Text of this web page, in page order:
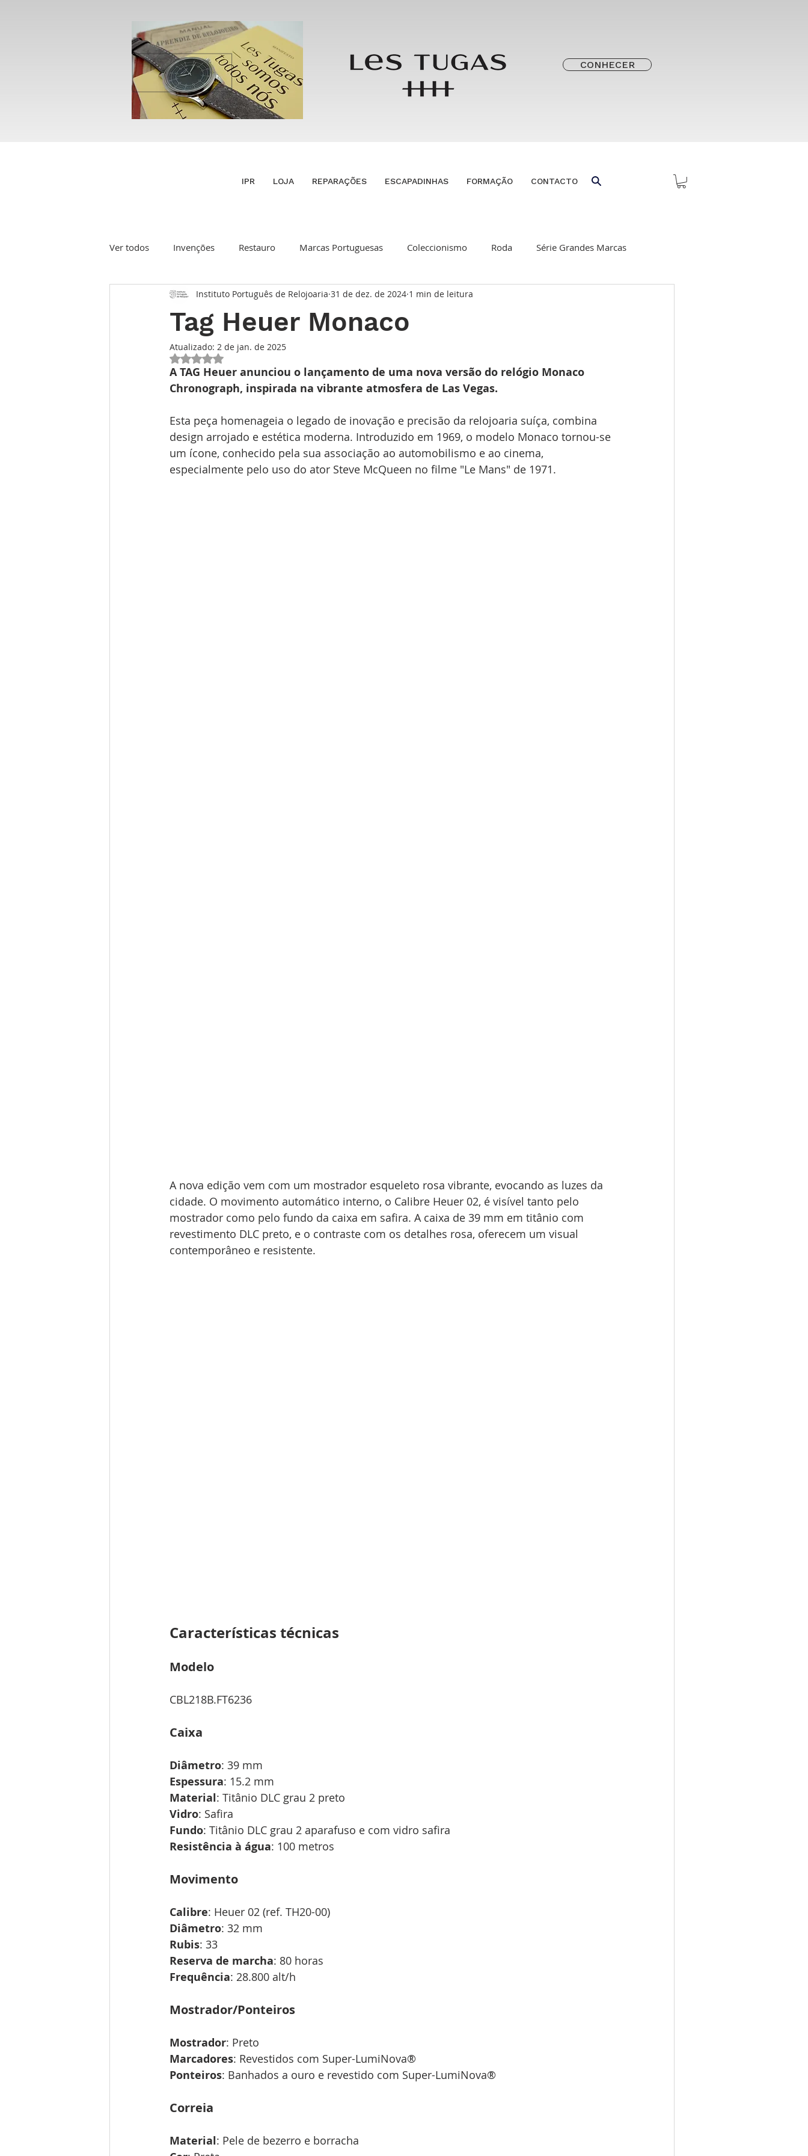
CONHECER
IPR LOJA REPARAÇÕES ESCAPADINHAS FORMAÇÃO CONTACTO
Ver todos Invenções Restauro Marcas Portuguesas Coleccionismo Roda Série Grandes Marcas
Entrevista Destaque Principal Série Solares Série Grandes Complicações
Conhecimento Relojoeiro Grandes Relojoeiros
TEMPO FUTURO O Inventário
Tag Heuer Monaco
Instituto Português de Relojoaria 31 de dez. de 2024 1 min de leitura
Atualizado: 2 de jan. de 2025
Avaliado com NaN de 5 estrelas.
A TAG Heuer anunciou o lançamento de uma nova versão do relógio Monaco
Chronograph, inspirada na vibrante atmosfera de Las Vegas.
Esta peça homenageia o legado de inovação e precisão da relojoaria suíça, combina
design arrojado e estética moderna. Introduzido em 1969, o modelo Monaco tornou-se
um ícone, conhecido pela sua associação ao automobilismo e ao cinema,
especialmente pelo uso do ator Steve McQueen no filme "Le Mans" de 1971.
A nova edição vem com um mostrador esqueleto rosa vibrante, evocando as luzes da
cidade. O movimento automático interno, o Calibre Heuer 02, é visível tanto pelo
mostrador como pelo fundo da caixa em safira. A caixa de 39 mm em titânio com
revestimento DLC preto, e o contraste com os detalhes rosa, oferecem um visual
contemporâneo e resistente.
Características técnicas
Modelo
CBL218B.FT6236
Caixa
Diâmetro: 39 mm
Espessura: 15.2 mm
Material: Titânio DLC grau 2 preto
Vidro: Safira
Fundo: Titânio DLC grau 2 aparafuso e com vidro safira
Resistência à água: 100 metros
Movimento
Calibre: Heuer 02 (ref. TH20-00)
Diâmetro: 32 mm
Rubis: 33
Reserva de marcha: 80 horas
Frequência: 28.800 alt/h
Mostrador/Ponteiros
Mostrador: Preto
Marcadores: Revestidos com Super-LumiNova®
Ponteiros: Banhados a ouro e revestido com Super-LumiNova®
Correia
Material: Pele de bezerro e borracha